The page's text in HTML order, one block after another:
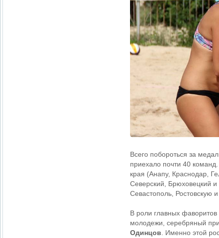
Всего побороться за
приехало почти 40
края (Анапу, Краснодар,
Северский, Брюховецкий и
Севастополь, Ростовскую
В роли главных
молодежи, серебряный
Одинцов . Именно этой